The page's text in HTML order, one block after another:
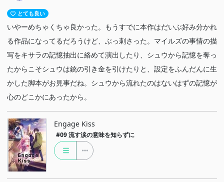
とても良い
いやーめちゃくちゃ良かった。もうすでに本作はだいぶ好み分かれ
る作品になってるだろうけど、ぶっ刺さった。マイルズの事情の描
写をキサラの記憶抽出に絡めて演出したり、シュウから記憶を奪っ
たからこそシュウは銃の引き金を引けたりと、設定をふんだんに生
かした脚本がお見事だね。シュウから流れたのはないはずの記憶が
心のどこかにあったから。
Engage Kiss
#09 流す涙の意味を知らずに